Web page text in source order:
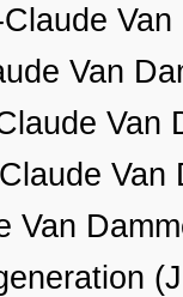
Van
Van
Van